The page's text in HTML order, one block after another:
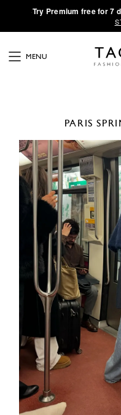
·Try Premium free for 7
MENU
PARIS